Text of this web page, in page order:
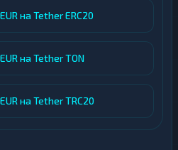
на Tether ERC20
на Tether TON
на Tether TRC20